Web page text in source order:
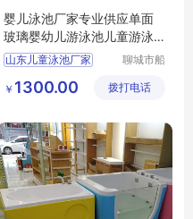
婴儿泳池厂家专业供应单面
玻璃婴幼儿游泳池儿童游泳
缸
山东儿童泳池厂家
儿童游泳单缸
聊城市船
乐设备有
￥ 1300.00 拨打电话